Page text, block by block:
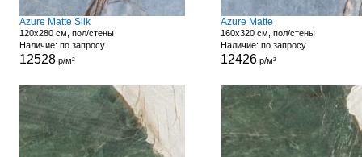
Azure Matte Silk
120x280 см, пол/стены
Наличие: по запросу
12528р/м²
Azure Matte
160x320 см, пол/стены
Наличие: по запросу
12426р/м²